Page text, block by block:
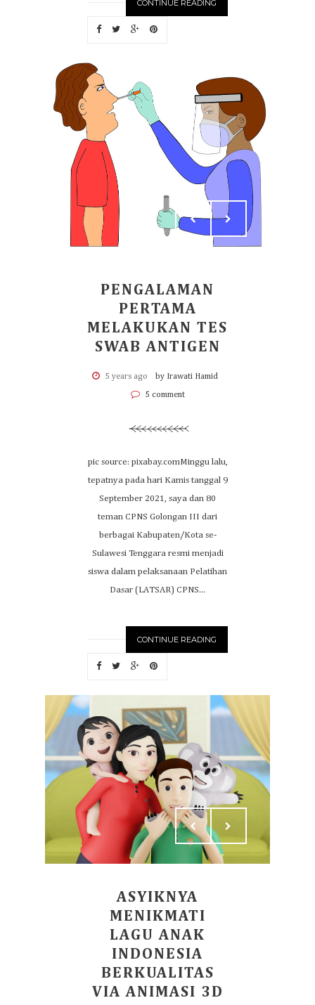
CONTINUE READING
PENGALAMAN
PERTAMA
MELAKUKAN TES
SWAB ANTIGEN
5 years ago by Irawati Hamid
5 comment
pic source: pixabay.comMinggu lalu,
tepatnya pada hari Kamis tanggal 9
September 2021, saya dan 80
teman CPNS Golongan III dari
berbagai Kabupaten/Kota se-
Sulawesi Tenggara resmi menjadi
siswa dalam pelaksanaan Pelatihan
Dasar (LATSAR) CPNS...
CONTINUE READING
ASYIKNYA
MENIKMATI
LAGU ANAK
INDONESIA
BERKUALITAS
VIA ANIMASI 3D